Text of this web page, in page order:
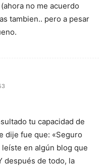
no me acuerdo
tambien.. pero a pesar
tu capacidad de
dije fue que: «Seguro
en algún blog que
después de todo, la